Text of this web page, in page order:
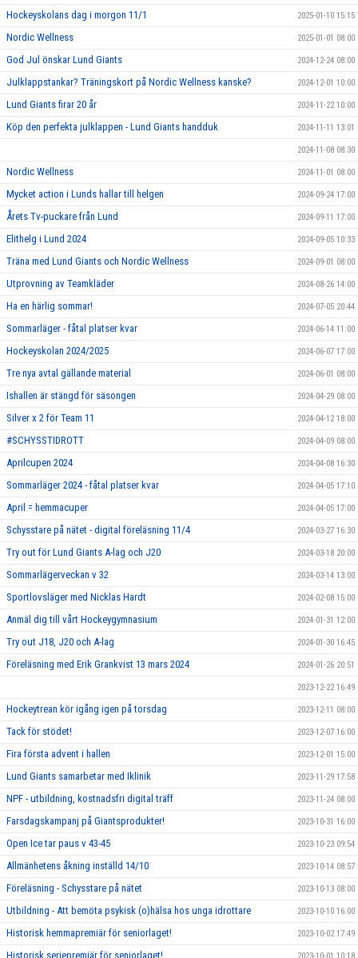
Hockeyskolans dag i morgon 11/1 2025-01-10 15:15
Nordic Wellness 2025-01-01 08:00
God Jul önskar Lund Giants 2024-12-24 08:00
Julklappstankar? Träningskort på Nordic Wellness kanske? 2024-12-01 10:00
Lund Giants firar 20 år 2024-11-22 10:00
Köp den perfekta julklappen - Lund Giants handduk 2024-11-11 13:01
2024-11-08 08:30
Nordic Wellness 2024-11-01 08:00
Mycket action i Lunds hallar till helgen 2024-09-24 17:00
Årets Tv-puckare från Lund 2024-09-11 17:00
Elithelg i Lund 2024 2024-09-05 10:33
Träna med Lund Giants och Nordic Wellness 2024-09-01 08:00
Utprovning av Teamkläder 2024-08-26 14:00
Ha en härlig sommar! 2024-07-05 20:44
Sommarläger - fåtal platser kvar 2024-06-14 11:00
Hockeyskolan 2024/2025 2024-06-07 17:00
Tre nya avtal gällande material 2024-06-01 08:00
Ishallen är stängd för säsongen 2024-04-29 08:00
Silver x 2 för Team 11 2024-04-12 18:00
#SCHYSSTIDROTT 2024-04-09 08:00
Aprilcupen 2024 2024-04-08 16:30
Sommarläger 2024 - fåtal platser kvar 2024-04-05 17:10
April = hemmacuper 2024-04-05 17:00
Schysstare på nätet - digital föreläsning 11/4 2024-03-27 16:30
Try out för Lund Giants A-lag och J20 2024-03-18 20:00
Sommarlägerveckan v 32 2024-03-14 13:00
Sportlovsläger med Nicklas Hardt 2024-02-08 15:00
Anmäl dig till vårt Hockeygymnasium 2024-01-31 12:00
Try out J18, J20 och A-lag 2024-01-30 16:45
Föreläsning med Erik Grankvist 13 mars 2024 2024-01-26 20:51
2023-12-22 16:49
Hockeytrean kör igång igen på torsdag 2023-12-11 08:00
Tack för stödet! 2023-12-07 16:00
Fira första advent i hallen 2023-12-01 15:00
Lund Giants samarbetar med Iklinik 2023-11-29 17:58
NPF - utbildning, kostnadsfri digital träff 2023-11-24 08:00
Farsdagskampanj på Giantsprodukter! 2023-10-31 16:00
Open Ice tar paus v 43-45 2023-10-23 09:54
Allmänhetens åkning inställd 14/10 2023-10-14 08:57
Föreläsning - Schysstare på nätet 2023-10-13 08:00
Utbildning - Att bemöta psykisk (o)hälsa hos unga idrottare 2023-10-10 16:00
Historisk hemmapremiär för seniorlaget! 2023-10-02 17:49
Historisk seriepremiär för seniorlaget!